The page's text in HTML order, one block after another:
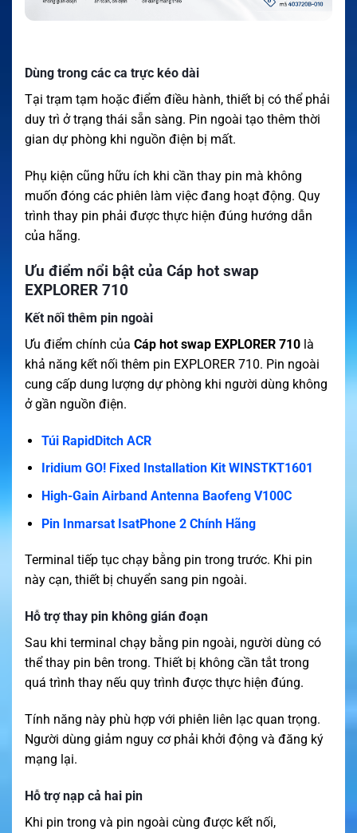
Dùng trong các ca trực kéo dài
Tại trạm tạm hoặc điểm điều hành, thiết bị có thể phải
duy trì ở trạng thái sẵn sàng. Pin ngoài tạo thêm thời
gian dự phòng khi nguồn điện bị mất.
Phụ kiện cũng hữu ích khi cần thay pin mà không
muốn đóng các phiên làm việc đang hoạt động. Quy
trình thay pin phải được thực hiện đúng hướng dẫn
của hãng.
Ưu điểm nổi bật của Cáp hot swap
EXPLORER 710
Kết nối thêm pin ngoài
Ưu điểm chính của Cáp hot swap EXPLORER 710 là
khả năng kết nối thêm pin EXPLORER 710. Pin ngoài
cung cấp dung lượng dự phòng khi người dùng không
ở gần nguồn điện.
Túi RapidDitch ACR
Iridium GO! Fixed Installation Kit WINSTKT1601
High-Gain Airband Antenna Baofeng V100C
Pin Inmarsat IsatPhone 2 Chính Hãng
Terminal tiếp tục chạy bằng pin trong trước. Khi pin
này cạn, thiết bị chuyển sang pin ngoài.
Hỗ trợ thay pin không gián đoạn
Sau khi terminal chạy bằng pin ngoài, người dùng có
thể thay pin bên trong. Thiết bị không cần tắt trong
quá trình thay nếu quy trình được thực hiện đúng.
Tính năng này phù hợp với phiên liên lạc quan trọng.
Người dùng giảm nguy cơ phải khởi động và đăng ký
mạng lại.
Hỗ trợ nạp cả hai pin
Khi pin trong và pin ngoài cùng được kết nối,